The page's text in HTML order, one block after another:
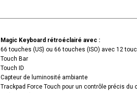
Magic Keyboard rétroéclairé avec :
66 touches (US) ou 66 touches (ISO) avec 12
Touch Bar
Touch ID
Capteur de luminosité ambiante
Trackpad Force Touch pour un contrôle précis